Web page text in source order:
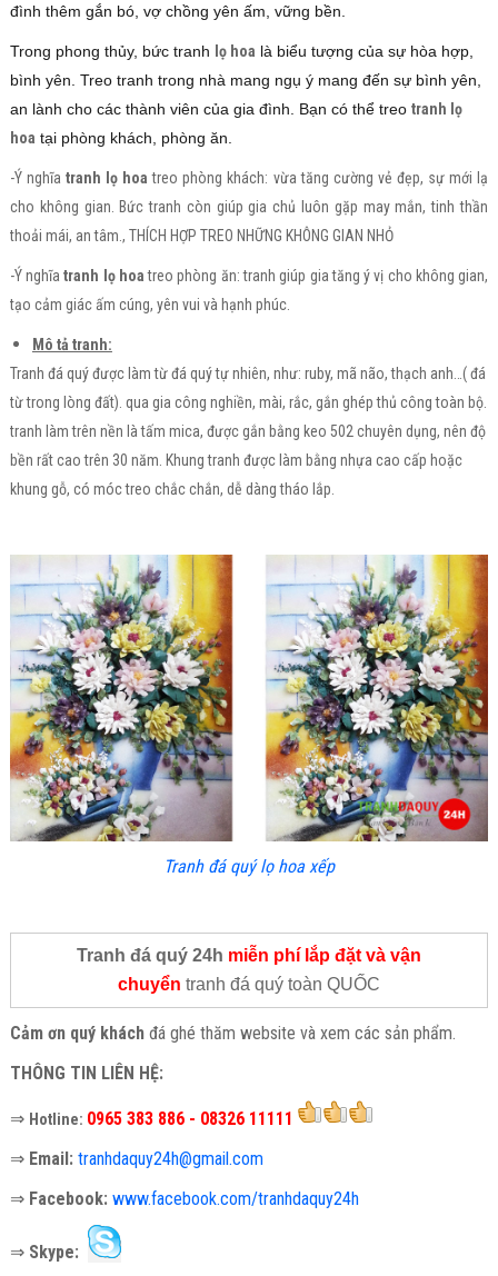
đình thêm gắn bó, vợ chồng yên ấm, vững bền.
Trong phong thủy, bức tranh lọ hoa là biểu tượng của sự hòa hợp,
bình yên. Treo tranh trong nhà mang ngụ ý mang đến sự bình yên,
an lành cho các thành viên của gia đình. Bạn có thể treo tranh lọ
hoa tại phòng khách, phòng ăn.
-Ý nghĩatranh lọ hoa treo phòng khách: vừa tăng cường vẻ đẹp, sự mới lạ
cho không gian. Bức tranh còn giúp gia chủ luôn gặp may mắn, tinh thần
thoải mái, an tâm., THÍCH HỢP TREO NHỮNG KHÔNG GIAN NHỎ
-Ý nghĩatranh lọ hoatreo phòng ăn: tranh giúp gia tăng ý vị cho không gian,
tạo cảm giác ấm cúng, yên vui và hạnh phúc.
Mô tả tranh:
Tranh đá quý được làm từ đá quý tự nhiên, như: ruby, mã não, thạch anh…( đá
từ trong lòng đất). qua gia công nghiền, mài, rắc, gắn ghép thủ công toàn bộ.
tranh làm trên nền là tấm mica, được gắn bằng keo 502 chuyên dụng, nên độ
bền rất cao trên 30 năm. Khung tranh được làm bằng nhựa cao cấp hoặc
khung gỗ, có móc treo chắc chắn, dễ dàng tháo lắp.
Tranh đá quý lọ hoa xếp
Tranh đá quý 24h miễn phí lắp đặt và vận
chuyển tranh đá quý toàn QUỐC
Cảm ơn quý kháchđá ghé thăm website và xem các sản phẩm.
THÔNG TIN LIÊN HỆ:
⇒ Hotline: 0965 383 886 - 08326 11111
⇒ Email: tranhdaquy24h@gmail.com
⇒ Facebook: www.facebook.com/tranhdaquy24h
⇒ Skype: